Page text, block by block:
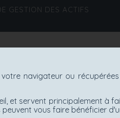
GESTION DES ACTIFS
navigateur ou
et servent principalement à
vous faire bénéficier